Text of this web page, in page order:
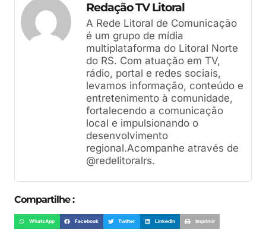
Redação TV Litoral
A Rede Litoral de Comunicação
é um grupo de mídia
multiplataforma do Litoral Norte
do RS. Com atuação em TV,
rádio, portal e redes sociais,
levamos informação, conteúdo e
entretenimento à comunidade,
fortalecendo a comunicação
local e impulsionando o
desenvolvimento
regional.Acompanhe através de
@redelitoralrs.
Compartilhe :
WhatsApp Facebook Twitter LinkedIn Imprimir